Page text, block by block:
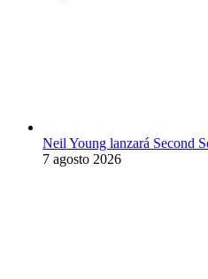
Neil Young lanzará Second
7 agosto 2026